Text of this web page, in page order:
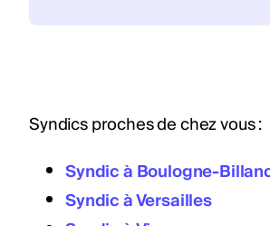
Syndics proches de chez vous :
Syndic à Boulogne-
Syndic à Versailles